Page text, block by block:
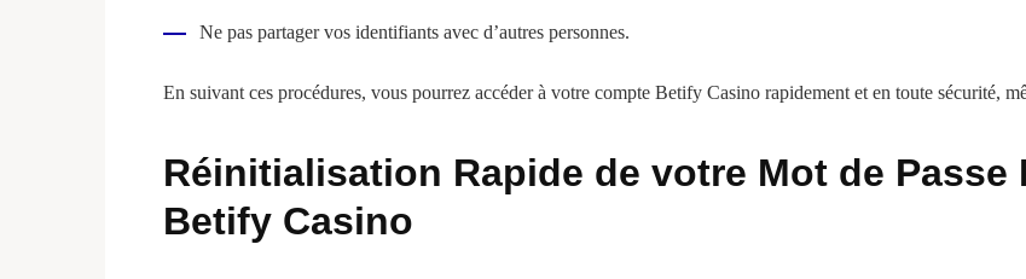
Ne pas partager vos identifiants avec d’autres personnes.
En suivant ces procédures, vous pourrez accéder à votre compte Betify Casino rapidement et en toute sécurité,
Réinitialisation Rapide de votre Mot de Passe
Betify Casino